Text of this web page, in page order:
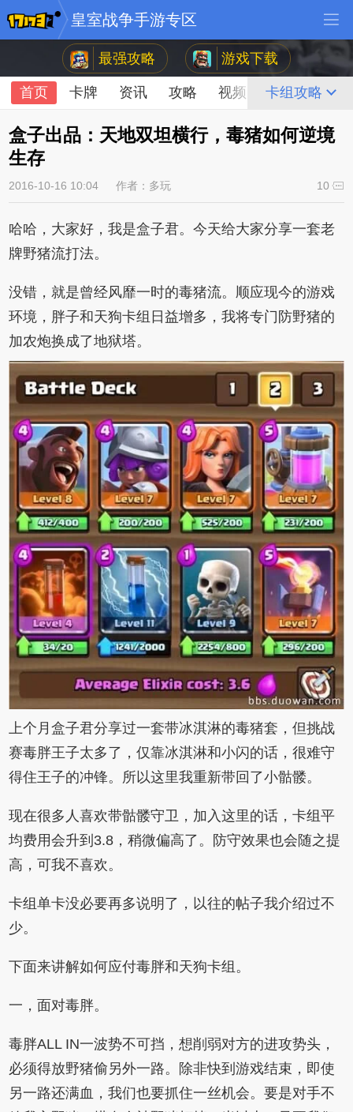
皇室战争手游专区
最强攻略 游戏下载
首页 卡牌 资讯 攻略 视频 论坛
卡组攻略
盒子出品：天地双坦横行，毒猪如何逆境
生存
2016-10-16 10:04 作者：多玩 10
哈哈，大家好，我是盒子君。今天给大家分享一套老
牌野猪流打法。
没错，就是曾经风靡一时的毒猪流。顺应现今的游戏
环境，胖子和天狗卡组日益增多，我将专门防野猪的
加农炮换成了地狱塔。
上个月盒子君分享过一套带冰淇淋的毒猪套，但挑战
赛毒胖王子太多了，仅靠冰淇淋和小闪的话，很难守
得住王子的冲锋。所以这里我重新带回了小骷髅。
现在很多人喜欢带骷髅守卫，加入这里的话，卡组平
均费用会升到3.8，稍微偏高了。防守效果也会随之提
高，可我不喜欢。
卡组单卡没必要再多说明了，以往的帖子我介绍过不
少。
下面来讲解如何应付毒胖和天狗卡组。
一，面对毒胖。
毒胖ALL IN一波势不可挡，想削弱对方的进攻势头，
必须得放野猪偷另外一路。除非快到游戏结束，即使
另一路还满血，我们也要抓住一丝机会。要是对手不